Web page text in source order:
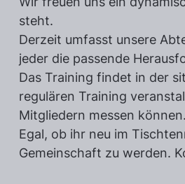
Gerhard
steht.
Derzeit umfasst unsere
jeder die passende
Das Training findet in der
regulären Training
Mitgliedern messen können.
Egal, ob ihr neu im
Gemeinschaft zu werden.